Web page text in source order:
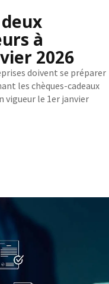
à
2026
doivent se préparer
les chèques-cadeaux
vigueur le 1er janvier